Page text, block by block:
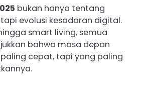
bukan hanya tentang
evolusi kesadaran digital.
smart living, semua
bahwa masa depan
cepat, tapi yang paling